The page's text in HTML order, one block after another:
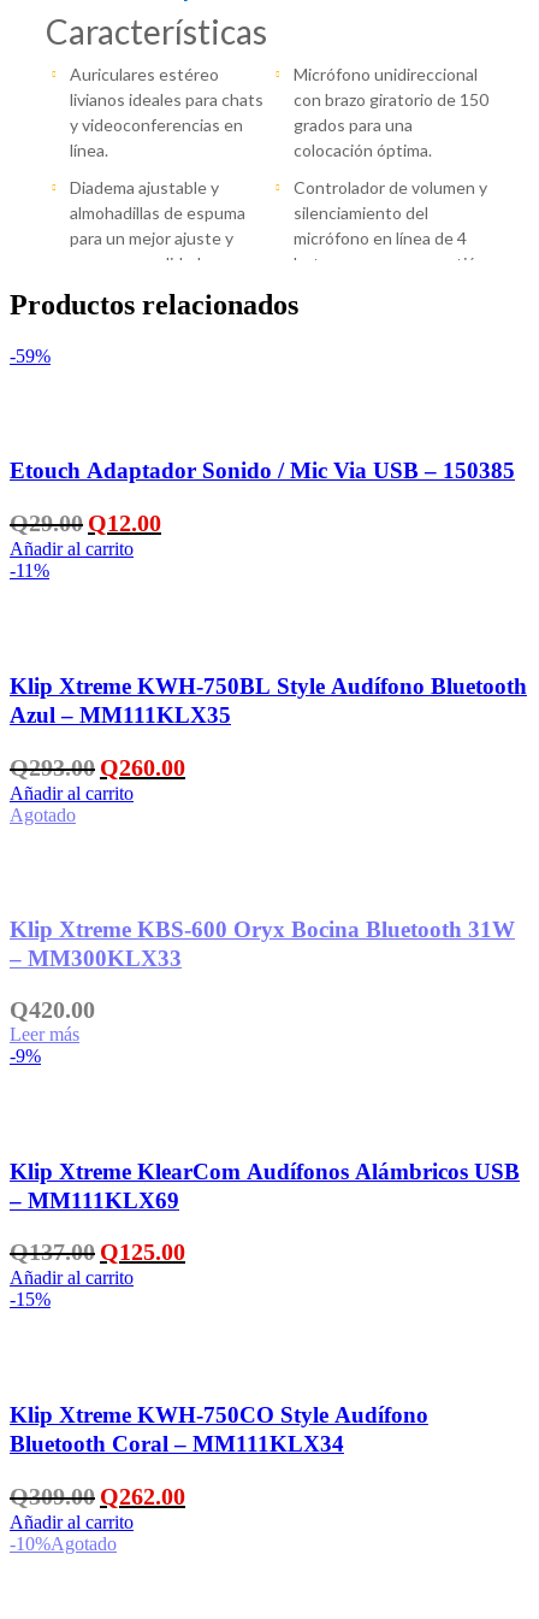
Productos relacionados
-59%
Etouch Adaptador Sonido / Mic Via USB – 150385
Q29.00 El
precio
original
Q12.00El
precio
Añadir al carrito
-11%
Klip Xtreme KWH-750BL Style Audífono Bluetooth
Azul – MM111KLX35
Q293.00 El
precio
original
Q260.00El
precio
Añadir al carrito
Agotado
Klip Xtreme KBS-600 Oryx Bocina Bluetooth 31W
– MM300KLX33
Q420.00
Leer más
-9%
Klip Xtreme KlearCom Audífonos Alámbricos USB
– MM111KLX69
Q137.00 El
precio
original
Q125.00El
precio
Añadir al carrito
-15%
Klip Xtreme KWH-750CO Style Audífono
Bluetooth Coral – MM111KLX34
Q309.00 El
precio
original
era:
Q262.00El
precio
Añadir al carrito
-10%Agotado